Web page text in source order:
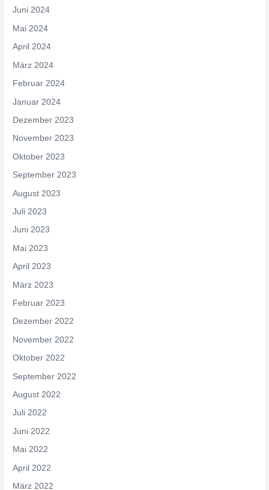
Juni 2024
Mai 2024
April 2024
März 2024
Februar 2024
Januar 2024
Dezember 2023
November 2023
Oktober 2023
September 2023
August 2023
Juli 2023
Juni 2023
Mai 2023
April 2023
März 2023
Februar 2023
Dezember 2022
November 2022
Oktober 2022
September 2022
August 2022
Juli 2022
Juni 2022
Mai 2022
April 2022
März 2022